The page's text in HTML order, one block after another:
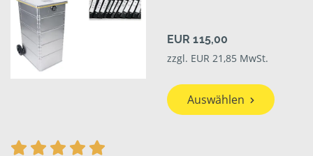
EUR 115,00
zzgl. EUR 21,85 MwSt.
Auswählen